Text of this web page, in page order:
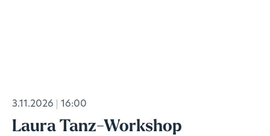
3.11.2026 16:00
Laura Tanz-Workshop